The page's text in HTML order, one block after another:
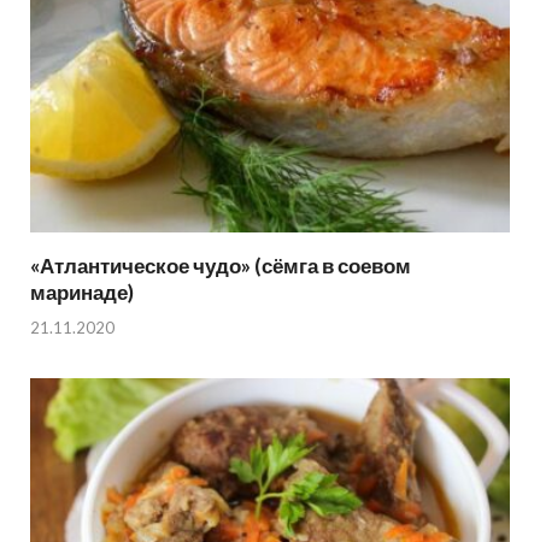
«Атлантическое чудо» (сёмга в соевом
маринаде)
21.11.2020